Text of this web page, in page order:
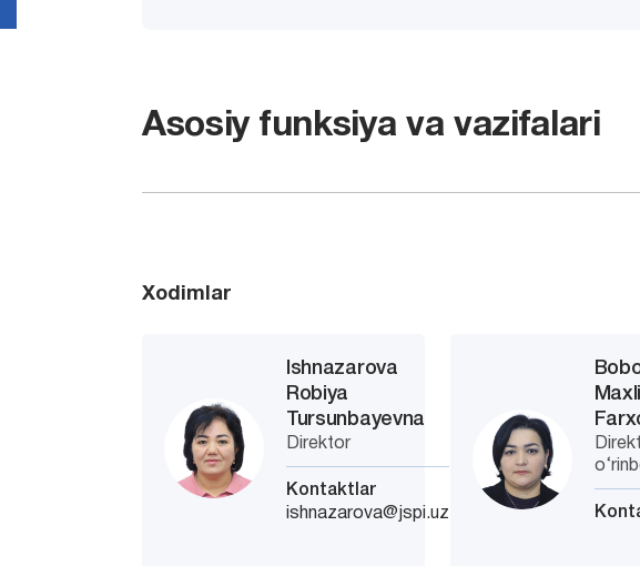
Asosiy funksiya va vazifalari
Xodimlar
Ishnazarova
Robiya
Tursunbayevna
Direktor
Kontaktlar
ishnazarova@jspi.uz